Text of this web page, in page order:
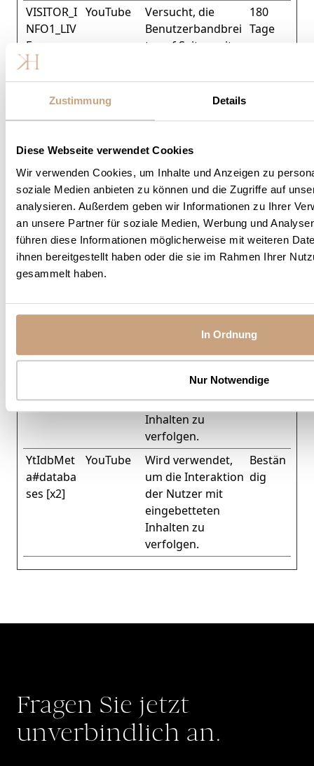
Zustimmung Details
Diese Webseite verwendet Cookies
Wir verwenden Cookies, um Inhalte und Anzeigen zu
soziale Medien anbieten zu können und die Zugriffe auf
analysieren. Außerdem geben wir Informationen zu Ihrer
an unsere Partner für soziale Medien, Werbung und
führen diese Informationen möglicherweise mit weiteren
ihnen bereitgestellt haben oder die sie im Rahmen Ihrer
gesammelt haben.
In Ordnung
Nur Notwendige
VISITOR_I
NFO1_LIV
E
YouTube
Versucht, die
Benutzerbandbrei
te auf Seiten mit
YouTube-Videos
180
Tage
YSC YouTube
Registriert eine
Statistiken der
Videos von
YouTube, die der
Benutzer gesehen
hat, zu behalten.
Sitzun
yt-icons-
last-
purged
YouTube
Notwendig für die
Implementierung
Videoinhalten auf
der Website.
Bestän
dig
ytidb::LAS
EY [x2]
YouTube
Wird verwendet,
der Nutzer mit
eingebetteten
Inhalten zu
verfolgen.
Bestän
YtIdbMet
a#databa
ses [x2]
YouTube
Wird verwendet,
um die Interaktion
der Nutzer mit
eingebetteten
Inhalten zu
verfolgen.
Bestän
dig
Fragen Sie jetzt
unverbindlich an.